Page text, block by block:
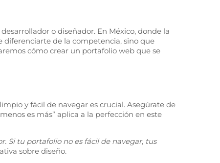
o diseñador. En México, donde la
diferenciarte de la competencia, sino que
cómo crear un portafolio web que se
y fácil de navegar es crucial. Asegúrate de
es más” aplica a la perfección en este
Si tu portafolio no es fácil de navegar, tus
sobre diseño.